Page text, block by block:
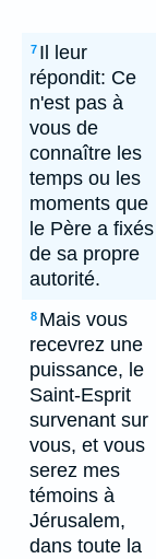
7 Il leur
répondit: Ce
n'est pas à
vous de
connaître les
temps ou les
moments que
le Père a fixés
de sa propre
autorité.
8 Mais vous
recevrez une
puissance, le
Saint-Esprit
survenant sur
vous, et vous
serez mes
témoins à
Jérusalem,
dans toute la